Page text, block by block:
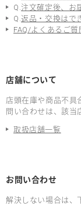
Q.注文確定後、お
Q.返品・交換はで
FAQ/よくあるご質
店舗について
店頭在庫や商品不具
問い合わせは、該当
取扱店舗一覧
お問い合わせ
解決しない場合は、